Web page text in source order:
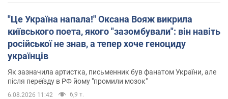
"Це Україна напала!" Оксана Вояж викрила
київського поета, якого "зазомбували": він навіть
російської не знав, а тепер хоче геноциду
українців
Як зазначила артистка, письменник був фанатом України, але
після переїзду в РФ йому "промили мозок"
6.08.2026 11:42 6,9 т.